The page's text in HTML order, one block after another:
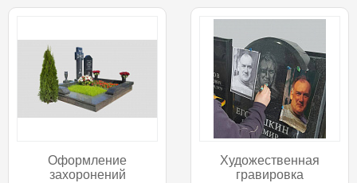
Оформление
захоронений
Художественная
гравировка